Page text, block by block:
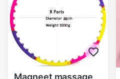
Magneet massage